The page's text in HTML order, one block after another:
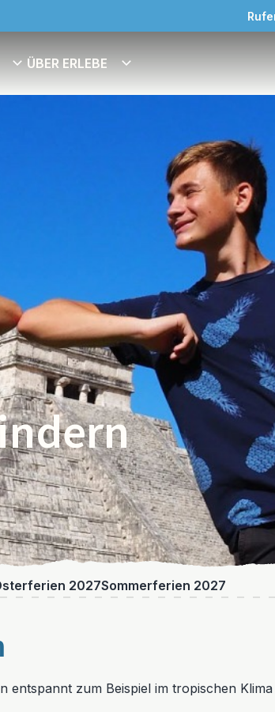
ÜBER ERLEBE
2027Sommerferien 2027
entspannt zum Beispiel im tropischen